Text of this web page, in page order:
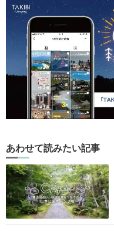
あわせて読みたい記事